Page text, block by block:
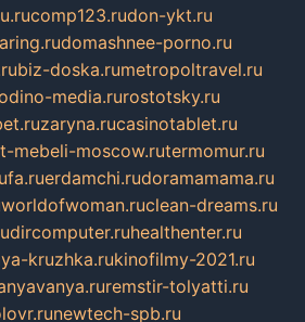
comp123.rudon-ykt.ru
domashnee-porno.ru
biz-doska.rumetropoltravel.ru
media.rurostotsky.ru
zaryna.rucasinotablet.ru
mebeli-moscow.rutermomur.ru
erdamchi.rudoramamama.ru
worldofwoman.ruclean-dreams.ru
dircomputer.ruhealthenter.ru
kruzhka.rukinofilmy-2021.ru
remstir-tolyatti.ru
newtech-spb.ru